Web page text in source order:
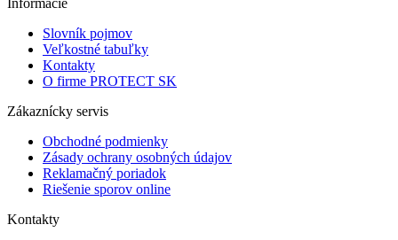
Informácie
Slovník pojmov
Veľkostné tabuľky
Kontakty
O firme PROTECT SK
Zákaznícky servis
Obchodné podmienky
Zásady ochrany osobných údajov
Reklamačný poriadok
Riešenie sporov online
Kontakty